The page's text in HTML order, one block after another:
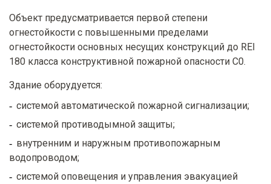
Объект предусматривается первой степени
огнестойкости с повышенными пределами
огнестойкости основных несущих конструкций до REI
180 класса конструктивной пожарной опасности С0.
Здание оборудуется:
системой автоматической пожарной сигнализации;
системой противодымной защиты;
внутренним и наружным противопожарным
водопроводом;
системой оповещения и управления эвакуацией